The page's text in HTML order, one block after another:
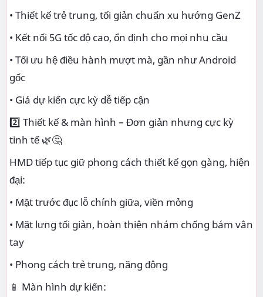
• Thiết kế trẻ trung, tối giản chuẩn xu hướng GenZ
• Kết nối 5G tốc độ cao, ổn định cho mọi nhu cầu
• Tối ưu hệ điều hành mượt mà, gần như Android
gốc
• Giá dự kiến cực kỳ dễ tiếp cận
2️⃣ Thiết kế & màn hình – Đơn giản nhưng cực kỳ
tinh tế 🌿🤔
HMD tiếp tục giữ phong cách thiết kế gọn gàng, hiện
đại:
• Mặt trước đục lỗ chính giữa, viền mỏng
• Mặt lưng tối giản, hoàn thiện nhám chống bám vân
tay
• Phong cách trẻ trung, năng động
📱 Màn hình dự kiến: